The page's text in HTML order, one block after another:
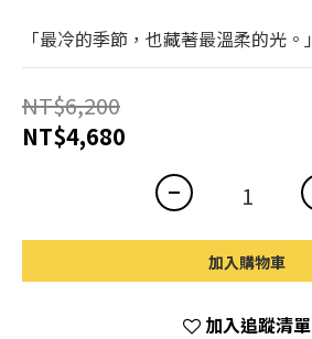
「最冷的季節，也藏著最溫柔的光。」
NT$6,200
NT$4,680
加入購物車
加入追蹤清單